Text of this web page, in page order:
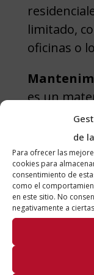
de
Para ofrecer las
cookies para
consentimiento de
como el
en este sitio. No
negativamente a
limitado,
oficinas o
es un
limpiar en
son
humedad
productos
limpieza y
Además,
insectos o